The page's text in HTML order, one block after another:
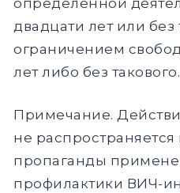
двадцати лет или без
ограничением
лет либо без такового.
Примечание.
не распространяется
пропаганды
профилактики ВИЧ-